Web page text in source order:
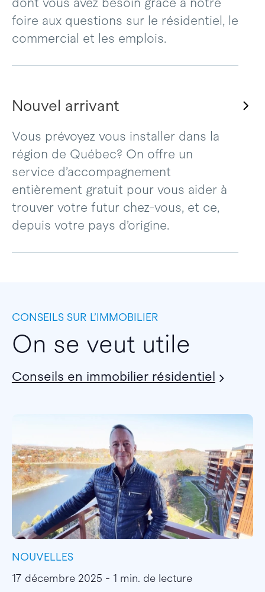
dont vous avez besoin grâce à notre
foire aux questions sur le résidentiel, le
commercial et les emplois.
Nouvel arrivant
Vous prévoyez vous installer dans la
région de Québec? On offre un
service d’accompagnement
entièrement gratuit pour vous aider à
trouver votre futur chez-vous, et ce,
depuis votre pays d’origine.
CONSEILS SUR L’IMMOBILIER
On se veut utile
Conseils en immobilier résidentiel
NOUVELLES
17 décembre 2025 - 1 min. de lecture